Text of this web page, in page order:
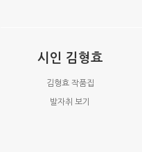
시인 김형효
김형효 작품집
발자취 보기